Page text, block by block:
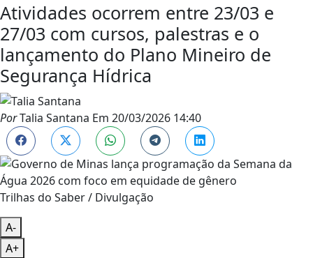
Atividades ocorrem entre 23/03 e
27/03 com cursos, palestras e o
lançamento do Plano Mineiro de
Segurança Hídrica
PorTalia Santana Em 20/03/2026 14:40
Trilhas do Saber / Divulgação
A-
A+